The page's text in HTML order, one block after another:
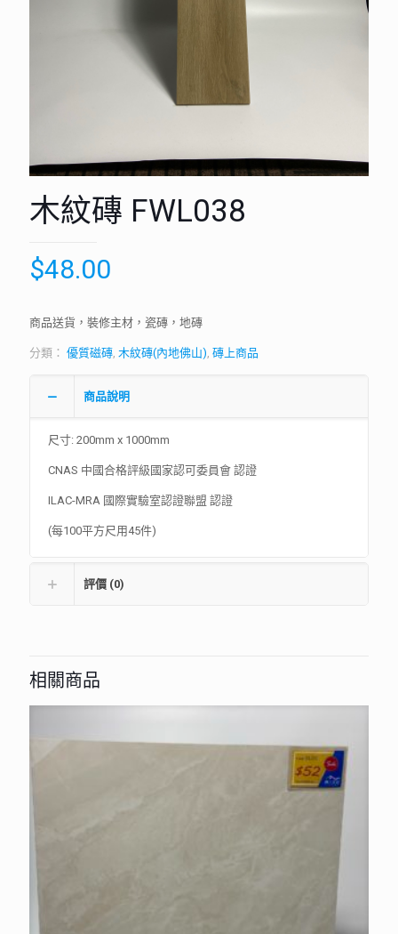
木紋磚 FWL038
$48.00
商品送貨，裝修主材，瓷磚，地磚
分類： 優質磁磚, 木紋磚(內地佛山), 磚上商品
商品說明
尺寸: 200mm x 1000mm
CNAS 中國合格評級國家認可委員會 認證
ILAC-MRA 國際實驗室認證聯盟 認證
(每100平方尺用45件)
評價 (0)
相關商品